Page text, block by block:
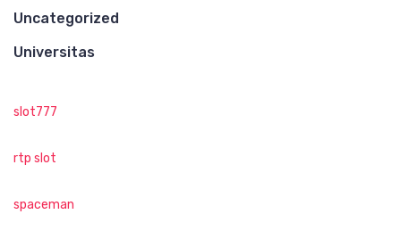
Uncategorized
Universitas
slot777
rtp slot
spaceman